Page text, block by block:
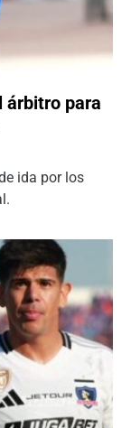
árbitro para
ida por los